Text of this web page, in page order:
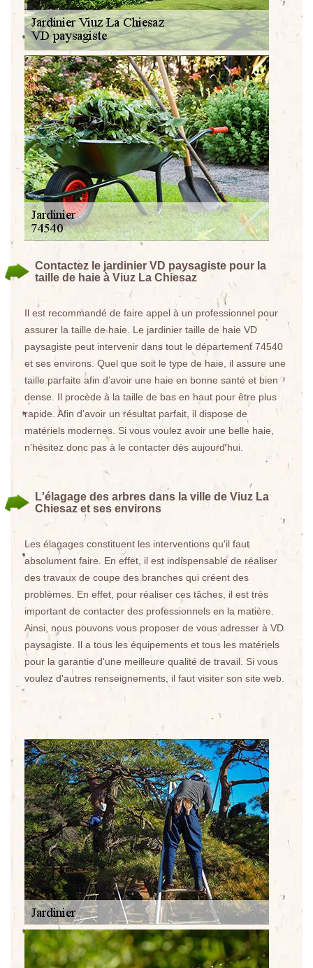
Contactez le jardinier VD paysagiste pour la
taille de haie à Viuz La Chiesaz
Il est recommandé de faire appel à un professionnel pour
assurer la taille de haie. Le jardinier taille de haie VD
paysagiste peut intervenir dans tout le département 74540
et ses environs. Quel que soit le type de haie, il assure une
taille parfaite afin d’avoir une haie en bonne santé et bien
dense. Il procède à la taille de bas en haut pour être plus
rapide. Afin d’avoir un résultat parfait, il dispose de
matériels modernes. Si vous voulez avoir une belle haie,
n’hésitez donc pas à le contacter dès aujourd’hui.
L'élagage des arbres dans la ville de Viuz La
Chiesaz et ses environs
Les élagages constituent les interventions qu'il faut
absolument faire. En effet, il est indispensable de réaliser
des travaux de coupe des branches qui créent des
problèmes. En effet, pour réaliser ces tâches, il est très
important de contacter des professionnels en la matière.
Ainsi, nous pouvons vous proposer de vous adresser à VD
paysagiste. Il a tous les équipements et tous les matériels
pour la garantie d'une meilleure qualité de travail. Si vous
voulez d'autres renseignements, il faut visiter son site web.